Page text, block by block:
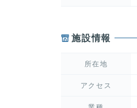
施設情報
所在地
アクセス